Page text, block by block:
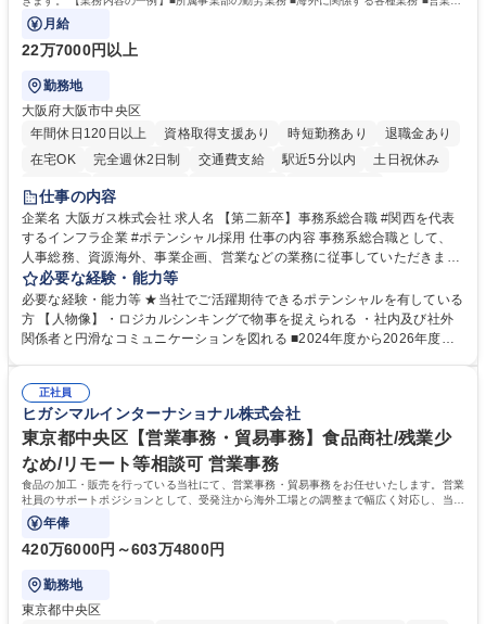
門の企画スタッフ、ルート営業
月給
22万7000円以上
勤務地
大阪府大阪市中央区
年間休日120日以上
資格取得支援あり 時短勤務あり
退職金あり
在宅OK
完全週休2日制 交通費支給 駅近5分以内
土日祝休み
服装自由
第二新卒歓迎
仕事の内容
企業名 大阪ガス株式会社 求人名 【第二新卒】事務系総合職 #関西を代表
するインフラ企業 #ポテンシャル採用 仕事の内容 事務系総合職として、
人事総務、資源海外、事業企画、営業などの業務に従事していただきま
す。 【業務内容の一例】■所属事業部の勤労業務 ■海外に関係する各種業
務 ■営業部門の企画スタッフ、ルート営業 【キャリアパス】入社後の配属
ポジションで一定期間ご活躍頂いた後、本人の適性及び将来のキャリアを
鑑みてジョブローテーションを行います。 【育成】OJTでの現場育成や研
表するインフラ企業 #ポテンシャル採用
必要な経験・能力等
必要な経験・能力等 ★当社でご活躍期待できるポテンシャルを有している
方 【人物像】・ロジカルシンキングで物事を捉えられる ・社内及び社外
関係者と円滑なコミュニケーションを図れる ■2024年度から2026年度ま
72.html ■エネルギーセキュリティの不安定化や気候変動による自然災害の
甚大化など、これまで以上に社会課題解決の重要性が高まっています。
「未来の日常」の創造に向けて持続可能な社会の実現に貢献してまいりま
す。 学歴・資格 学歴：大学院 大学 語学力： 資格：
正社員
ヒガシマルインターナショナル株式会社
東京都中央区【営業事務・貿易事務】食品商社/残業少
なめ/リモート等相談可 営業事務
食品の加工・販売を行っている当社にて、営業事務・貿易事務をお任せいたします。営業
社員のサポートポジションとして、受発注から海外工場との調整まで幅広く対応し、当社
事業の根幹を支えていただきます。
年俸
420万6000円～603万4800円
勤務地
東京都中央区